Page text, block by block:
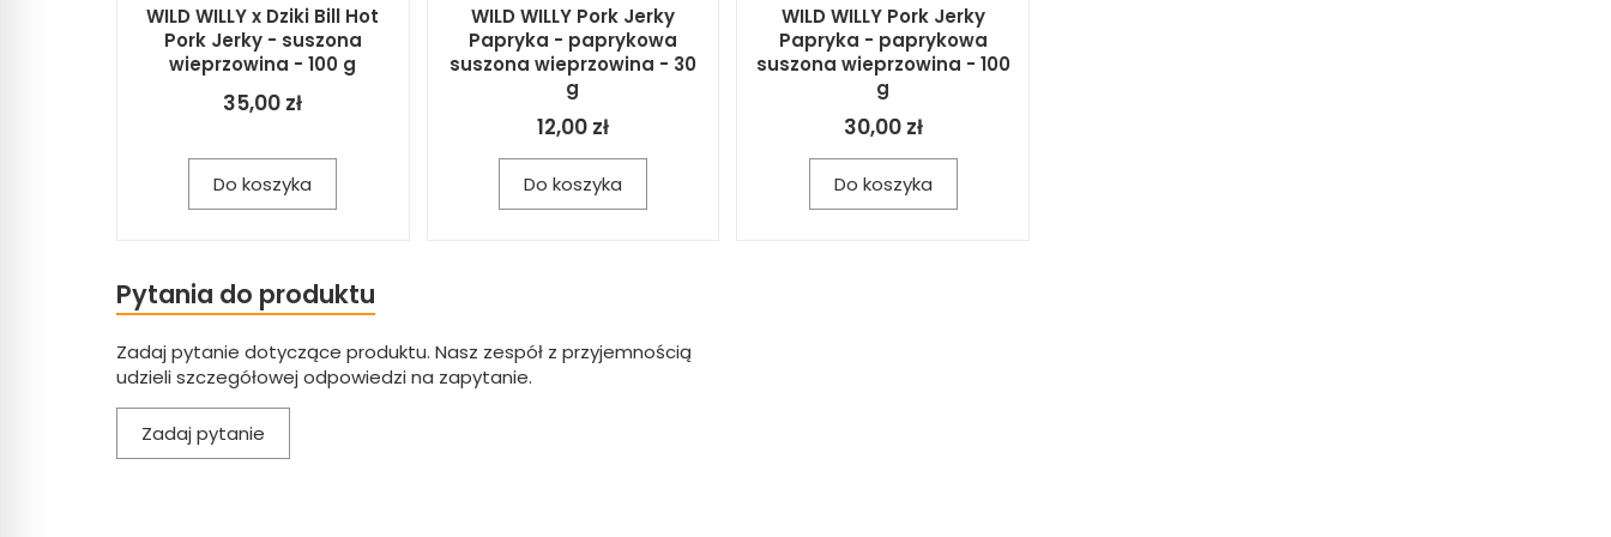
WILD WILLY x Dziki Bill Hot
Pork Jerky - suszona
wieprzowina - 100 g
35,00 zł
Do koszyka
WILD WILLY Pork Jerky
Papryka - paprykowa
suszona wieprzowina - 30
g
12,00 zł
Do koszyka
WILD WILLY Pork Jerky
Papryka - paprykowa
suszona wieprzowina - 100
g
30,00 zł
Do koszyka
Pytania do produktu
Zadaj pytanie dotyczące produktu. Nasz zespół z przyjemnością
udzieli szczegółowej odpowiedzi na zapytanie.
Zadaj pytanie